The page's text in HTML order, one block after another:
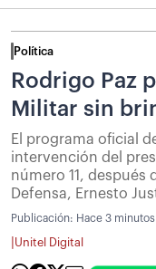
Política
Rodrigo Paz
Militar sin
El programa oficial
intervención del
número 11,
Defensa, Ernesto
Publicación: Hace 3 minutos
Unitel Digital